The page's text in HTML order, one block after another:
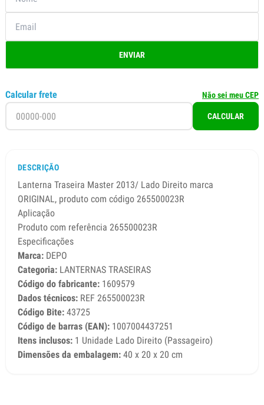
ENVIAR
Calcular frete Não sei meu CEP
CALCULAR
DESCRIÇÃO
Lanterna Traseira Master 2013/ Lado Direito marca
ORIGINAL, produto com código 265500023R
Aplicação
Produto com referência 265500023R
Especificações
Marca: DEPO
Categoria: LANTERNAS TRASEIRAS
Código do fabricante: 1609579
Dados técnicos: REF 265500023R
Código Bite: 43725
Código de barras (EAN): 1007004437251
Itens inclusos: 1 Unidade Lado Direito (Passageiro)
Dimensões da embalagem: 40 x 20 x 20 cm